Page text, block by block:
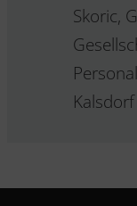
Skoric,